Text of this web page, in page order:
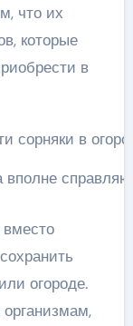
что их
которые
в
огороде.